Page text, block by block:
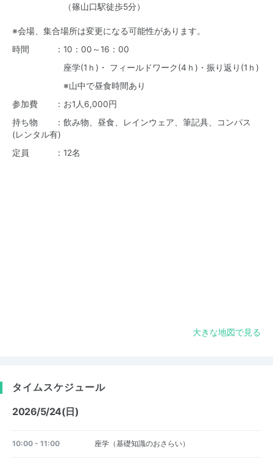
（篠山口駅徒歩5分）
※会場、集合場所は変更になる可能性があります。
時間 ：10：00～16：00
座学(1ｈ)・ フィールドワーク(4ｈ)・振り返り(1ｈ)
※山中で昼食時間あり
参加費 ：お1人6,000円
持ち物 ：飲み物、昼食、レインウェア、筆記具、コンパス
(レンタル有)
定員 ：12名
大きな地図で見る
タイムスケジュール
2026/5/24(日)
10:00 - 11:00 座学（基礎知識のおさらい）